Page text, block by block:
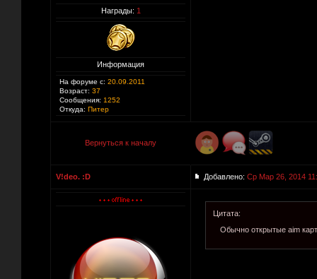
Награды: 1
Информация
На форуме с: 20.09.2011
Возраст: 37
Сообщения: 1252
Откуда: Питер
Вернуться к началу
V!deo. :D Добавлено: Ср Мар 26, 2014
Цитата:
Обычно открытые aim